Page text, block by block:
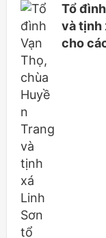
Tổ
và tịnh
cho